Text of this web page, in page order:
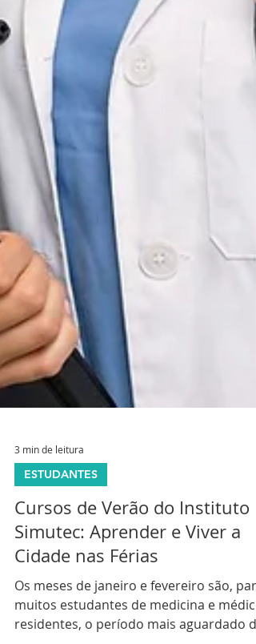
ESTUDANTES
Cursos de Verão do Instituto
Simutec: Aprender e Viver a
Cidade nas Férias
Os meses de janeiro e fevereiro são, para